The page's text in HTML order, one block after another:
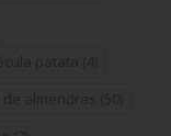
patata (4)
almendras (50)